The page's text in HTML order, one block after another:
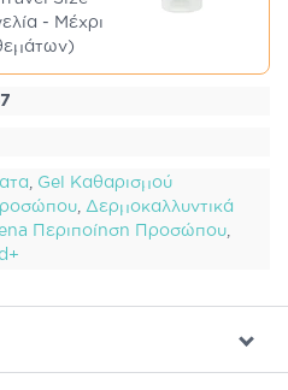
- Μέχρι
, Gel Καθαρισμού
, Δερμοκαλλυντικά
Περιποίηση Προσώπου,